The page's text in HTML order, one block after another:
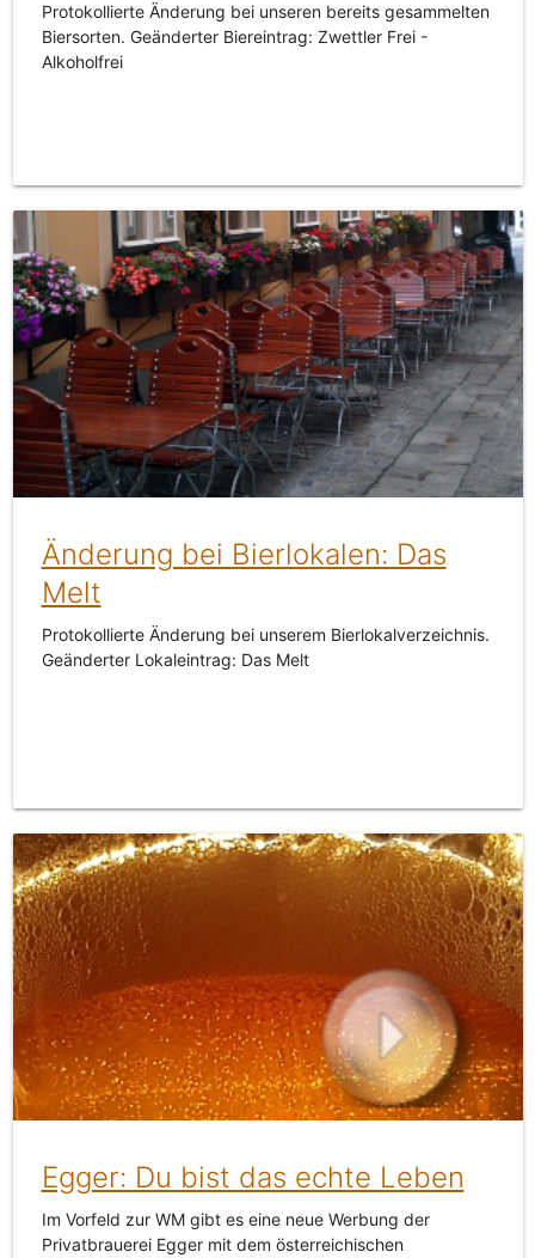
Protokollierte Änderung bei unseren bereits gesammelten
Biersorten. Geänderter Biereintrag: Zwettler Frei -
Alkoholfrei
Änderung bei Bierlokalen: Das
Melt
Protokollierte Änderung bei unserem Bierlokalverzeichnis.
Geänderter Lokaleintrag: Das Melt
Egger: Du bist das echte Leben
Im Vorfeld zur WM gibt es eine neue Werbung der
Privatbrauerei Egger mit dem österreichischen